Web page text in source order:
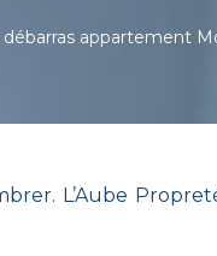
débarras appartement
L’Aube